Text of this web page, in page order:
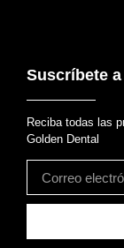
Suscríbete
Reciba todas las
Golden Dental